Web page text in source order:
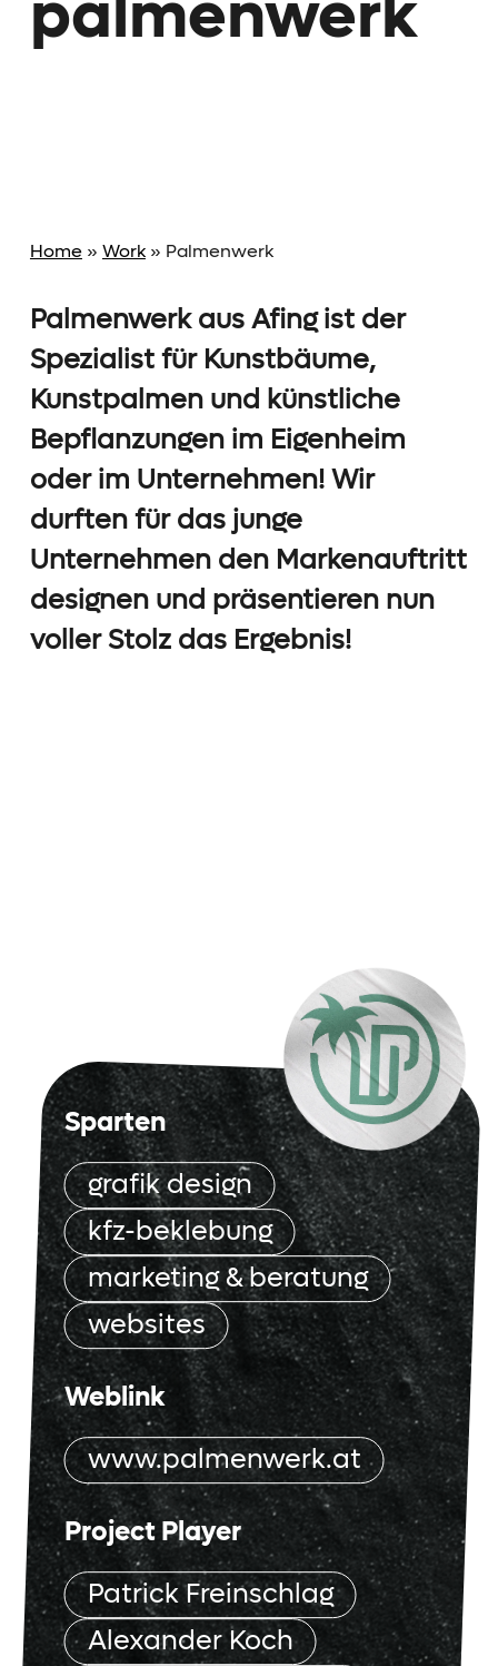
Home» Work» Palmen­werk
Palmenwerk aus Afing ist der
Spezialist für Kunstbäume,
Kunstpalmen und künstliche
Bepflanzungen im Eigenheim
oder im Unternehmen! Wir
durften für das junge
Unternehmen den Markenauftritt
designen und präsentieren nun
voller Stolz das Ergebnis!
Sparten
grafik design
kfz-beklebung
marketing & beratung
websites
Weblink
www.palmenwerk.at
Project Player
Patrick Freinschlag
Alexander Koch